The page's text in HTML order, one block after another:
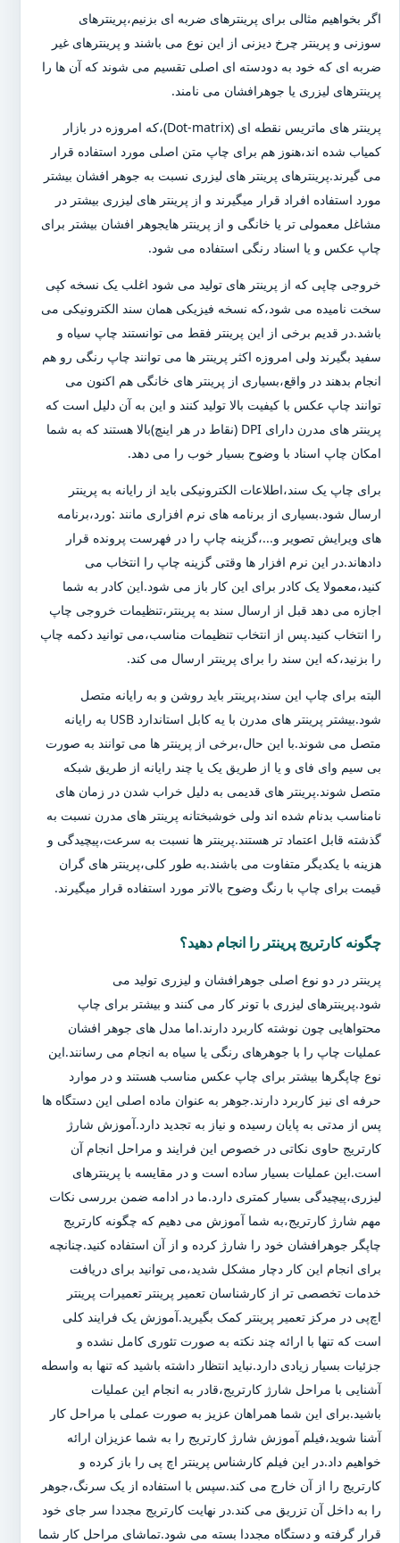
اگر بخواهیم مثالی برای پرینترهای ضربه ای بزنیم،پرینترهای
سوزنی و پرینتر چرخ دیزنی از این نوع می باشند و پرینترهای غیر
ضربه ای که خود به دودسته ای اصلی تقسیم می شوند که آن ها را
پرینترهای لیزری یا جوهرافشان می نامند.
پرینتر های ماتریس نقطه ای (Dot-matrix)،که امروزه در بازار
کمیاب شده اند،هنوز هم برای چاپ متن اصلی مورد استفاده قرار
می گیرند.پرینترهای پرینتر های لیزری نسبت به جوهر افشان بیشتر
مورد استفاده افراد قرار میگیرند و از پرینتر های لیزری بیشتر در
مشاغل معمولی تر یا خانگی و از پرینتر هایجوهر افشان بیشتر برای
چاپ عکس و یا اسناد رنگی استفاده می شود.
خروجی چاپی که از پرینتر های تولید می شود اغلب یک نسخه کپی
سخت نامیده می شود،که نسخه فیزیکی همان سند الکترونیکی می
باشد.در قدیم برخی از این پرینتر فقط می توانستند چاپ سیاه و
سفید بگیرند ولی امروزه اکثر پرینتر ها می توانند چاپ رنگی رو هم
انجام بدهند در واقع،بسیاری از پرینتر های خانگی هم اکنون می
توانند چاپ عکس با کیفیت بالا تولید کنند و این به آن دلیل است که
پرینتر های مدرن دارای DPI (نقاط در هر اینچ)بالا هستند که به شما
امکان چاپ اسناد با وضوح بسیار خوب را می دهد.
برای چاپ یک سند،اطلاعات الکترونیکی باید از رایانه به پرینتر
ارسال شود.بسیاری از برنامه های نرم افزاری مانند :ورد،برنامه
های ویرایش تصویر و...،گزینه چاپ را در فهرست پرونده قرار
دادهاند.در این نرم افزار ها وقتی گزینه چاپ را انتخاب می
کنید،معمولا یک کادر برای این کار باز می شود.این کادر به شما
اجازه می دهد قبل از ارسال سند به پرینتر،تنظیمات خروجی چاپ
را انتخاب کنید.پس از انتخاب تنظیمات مناسب،می توانید دکمه چاپ
را بزنید،که این سند را برای پرینتر ارسال می کند.
البته برای چاپ این سند،پرینتر باید روشن و به رایانه متصل
شود.بیشتر پرینتر های مدرن با یه کابل استاندارد USB به رایانه
متصل می شوند.با این حال،برخی از پرینتر ها می توانند به صورت
بی سیم وای فای و یا از طریق یک یا چند رایانه از طریق شبکه
متصل شوند.پرینتر های قدیمی به دلیل خراب شدن در زمان های
نامناسب بدنام شده اند ولی خوشبختانه پرینتر های مدرن نسبت به
گذشته قابل اعتماد تر هستند.پرینتر ها نسبت به سرعت،پیچیدگی و
هزینه با یکدیگر متفاوت می باشند.به طور کلی،پرینتر های گران
قیمت برای چاپ با رنگ وضوح بالاتر مورد استفاده قرار میگیرند.
چگونه کارتریج پرینتر را انجام دهید؟
پرینتر در دو نوع اصلی جوهرافشان و لیزری تولید می
شود.پرینترهای لیزری با تونر کار می کنند و بیشتر برای چاپ
محتواهایی چون نوشته کاربرد دارند.اما مدل های جوهر افشان
عملیات چاپ را با جوهرهای رنگی یا سیاه به انجام می رسانند.این
نوع چاپگرها بیشتر برای چاپ عکس مناسب هستند و در موارد
حرفه ای نیز کاربرد دارند.جوهر به عنوان ماده اصلی این دستگاه ها
پس از مدتی به پایان رسیده و نیاز به تجدید دارد.آموزش شارژ
کارتریج حاوی نکاتی در خصوص این فرایند و مراحل انجام آن
است.این عملیات بسیار ساده است و در مقایسه با پرینترهای
لیزری،پیچیدگی بسیار کمتری دارد.ما در ادامه ضمن بررسی نکات
مهم شارژ کارتریج،به شما آموزش می دهیم که چگونه کارتریج
چاپگر جوهرافشان خود را شارژ کرده و از آن استفاده کنید.چنانچه
برای انجام این کار دچار مشکل شدید،می توانید برای دریافت
خدمات تخصصی تر از کارشناسان تعمیر پرینتر تعمیرات پرینتر
اچ‌پی در مرکز تعمیر پرینتر کمک بگیرید.آموزش یک فرایند کلی
است که تنها با ارائه چند نکته به صورت تئوری کامل نشده و
جزئیات بسیار زیادی دارد.نباید انتظار داشته باشید که تنها به واسطه
آشنایی با مراحل شارژ کارتریج،قادر به انجام این عملیات
باشید.برای این شما همراهان عزیز به صورت عملی با مراحل کار
آشنا شوید،فیلم آموزش شارژ کارتریج را به شما عزیزان ارائه
خواهیم داد.در این فیلم کارشناس پرینتر اچ پی را باز کرده و
کارتریج را از آن خارج می کند.سپس با استفاده از یک سرنگ،جوهر
را به داخل آن تزریق می کند.در نهایت کارتریج مجددا سر جای خود
قرار گرفته و دستگاه مجددا بسته می شود.تماشای مراحل کار شما